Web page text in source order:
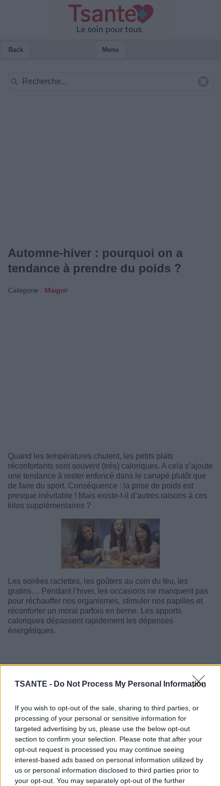
TSANTE - Do Not Process My Personal Information
If you wish to opt-out of the sale, sharing to third parties, or
processing of your personal or sensitive information for
targeted advertising by us, please use the below opt-out
section to confirm your selection. Please note that after your
opt-out request is processed you may continue seeing
interest-based ads based on personal information utilized by
us or personal information disclosed to third parties prior to
your opt-out. You may separately opt-out of the further
Back Menu
Automne-hiver : pourquoi on a
tendance à prendre du poids ?
Catégorie : Maigrir
Quand les températures chutent, les petits plats
réconfortants sont souvent (très) caloriques. A cela s’ajoute
une tendance à rester enfoncé dans le canapé plutôt que
de faire du sport. Conséquence : la prise de poids est
presque inévitable ! Mais existe-t-il d’autres raisons à ces
kilos supplémentaires ?
Les soirées raclettes, les goûters au coin du feu, les
gratins… Pendant l’hiver, les occasions ne manquent pas
pour réchauffer nos organismes, stimuler nos papilles et
réconforter un moral parfois en berne. Les apports
caloriques dépassent rapidement les dépenses
énergétiques.